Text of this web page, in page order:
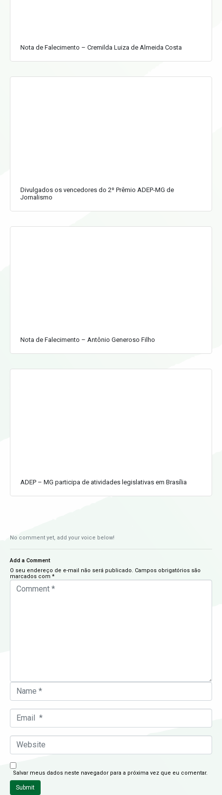
Nota de Falecimento – Cremilda Luiza de Almeida Costa
Divulgados os vencedores do 2º Prêmio ADEP-MG de
Jornalismo
Nota de Falecimento – Antônio Generoso Filho
ADEP – MG participa de atividades legislativas em Brasília
No comment yet, add your voice below!
Add a Comment
O seu endereço de e-mail não será publicado. Campos obrigatórios são
marcados com *
C
N
e
*
E
i
lW
s
i
t
Salvar meus dados neste navegador para a próxima vez que eu comentar.
Submit